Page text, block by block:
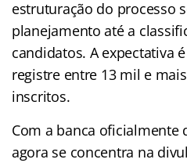
estruturação do processo
planejamento até a
candidatos. A expectativa
registre entre 13 mil e
inscritos.
Com a banca oficialmente
agora se concentra na